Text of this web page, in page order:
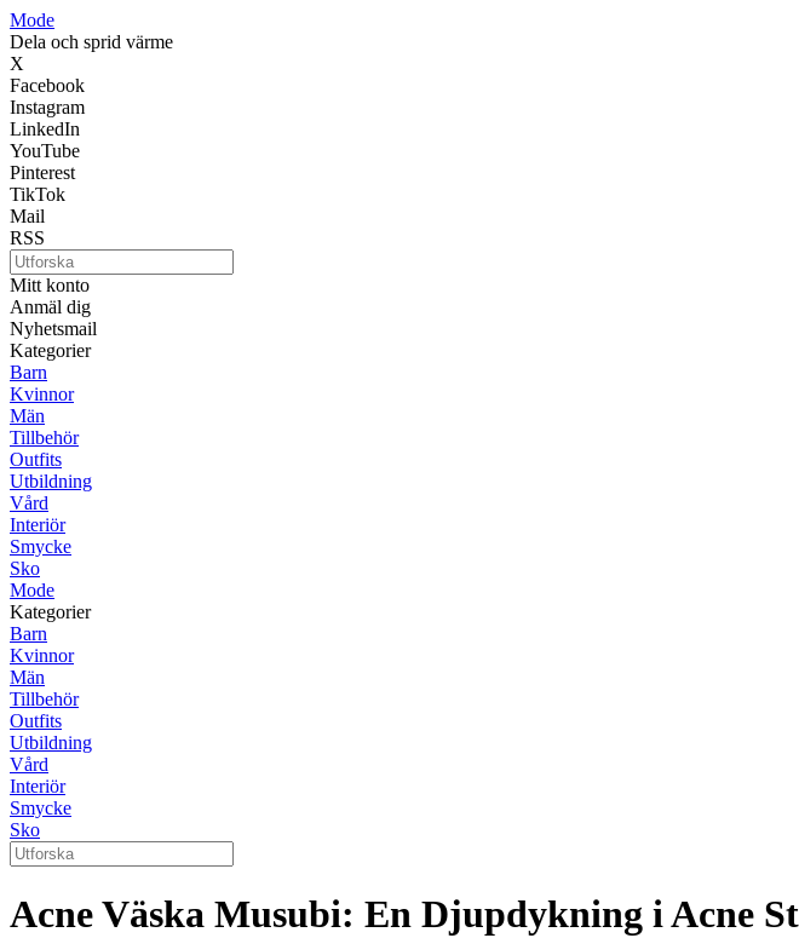
Mode
Dela och sprid värme
X
Facebook
Instagram
LinkedIn
YouTube
Pinterest
TikTok
Mail
RSS
Mitt konto
Anmäl dig
Nyhetsmail
Kategorier
Barn
Kvinnor
Män
Tillbehör
Outfits
Utbildning
Vård
Interiör
Smycke
Sko
Mode
Kategorier
Barn
Kvinnor
Män
Tillbehör
Outfits
Utbildning
Vård
Interiör
Smycke
Sko
Acne Väska Musubi: En Djupdykning i Acne